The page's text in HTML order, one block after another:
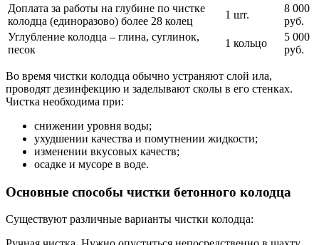
Доплата за работы на глубине по чистке
колодца (единоразово) более 28 колец
1 шт.
8 000
руб.
Углубление колодца – глина, суглинок,
песок
1 кольцо
5 000
руб.
Во время чистки колодца обычно устраняют слой ила,
проводят дезинфекцию и заделывают сколы в его стенках.
Чистка необходима при:
снижении уровня воды;
ухудшении качества и помутнении жидкости;
изменении вкусовых качеств;
осадке и мусоре в воде.
Основные способы чистки бетонного колодца
Существуют различные варианты чистки колодца: